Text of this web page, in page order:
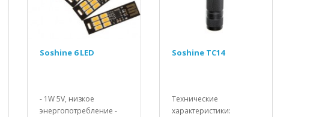
Soshine 6 LED
- 1W 5V, низкое
энергопотребление -
Soshine TC14
Технические
характеристики: